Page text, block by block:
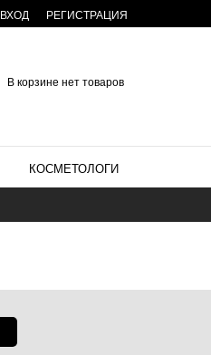
ВХОД РЕГИСТРАЦИЯ
В корзине нет товаров
КОСМЕТОЛОГИ